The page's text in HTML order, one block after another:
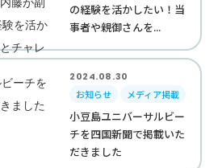
の経験を活かしたい！当
事者や親御さんを...
2024.08.30
お知らせ
メディア掲載
小豆島ユニバーサルビー
チを四国新聞で掲載いた
だきました